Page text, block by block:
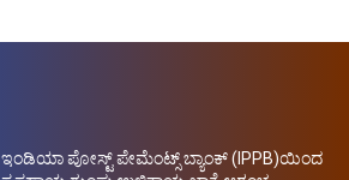
ಇಂಡಿಯಾ ಪೋಸ್ಟ್ ಪೇಮೆಂಟ್ಸ್ ಬ್ಯಾಂಕ್ (IPPB)ಯಿಂದ